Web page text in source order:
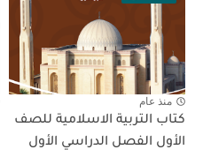
منذ عام
كتاب التربية الاسلامية للصف
الأول الفصل الدراسي الأول